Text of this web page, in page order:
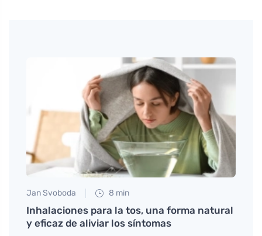
Jan Svoboda 8 min
Inhalaciones para la tos, una forma natural
y eficaz de aliviar los síntomas